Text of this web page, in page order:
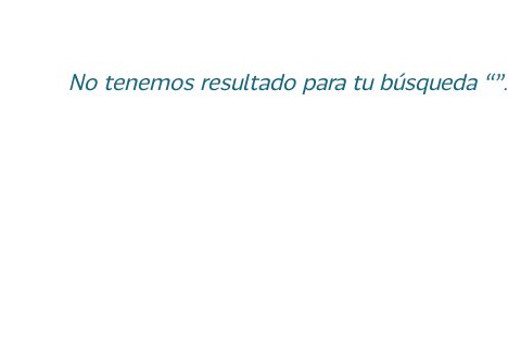
No tenemos resultado para tu búsqueda “”.